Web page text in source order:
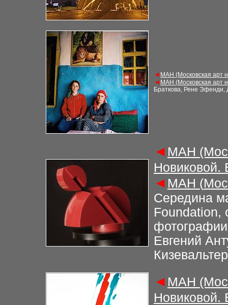
◄ МАН (Московская арт
◄ МАН (Московская арт
Браткова, Рене Эфенди,
◄ МАН
Новиковой.
◄ МАН (
Середина
Foundation,
Евгений
◄ МАН
Новиковой.